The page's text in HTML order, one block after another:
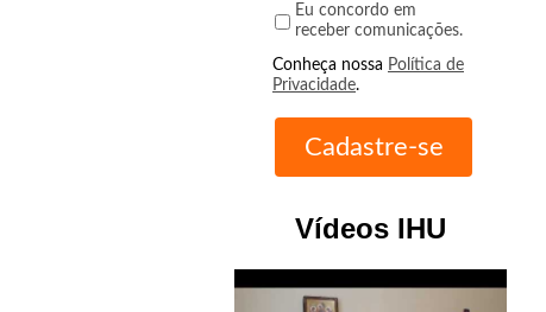
Eu concordo em
receber comunicações.
Conheça nossa Política de
Privacidade.
Vídeos IHU